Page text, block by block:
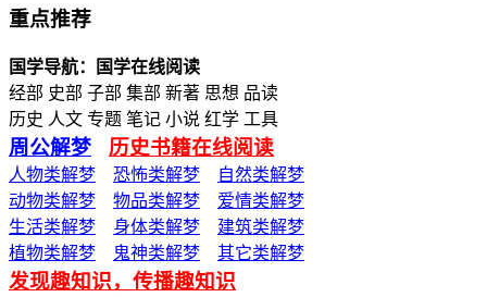
重点推荐
国学导航：国学在线阅读
经部 史部 子部 集部 新著 思想 品读
历史 人文 专题 笔记 小说 红学 工具
周公解梦 历史书籍在线阅读
人物类解梦 恐怖类解梦
自然类解梦
动物类解梦
物品类解梦
爱情类解梦
生活类解梦
身体类解梦
建筑类解梦
植物类解梦
鬼神类解梦 其它类解梦
发现趣知识，传播趣知识